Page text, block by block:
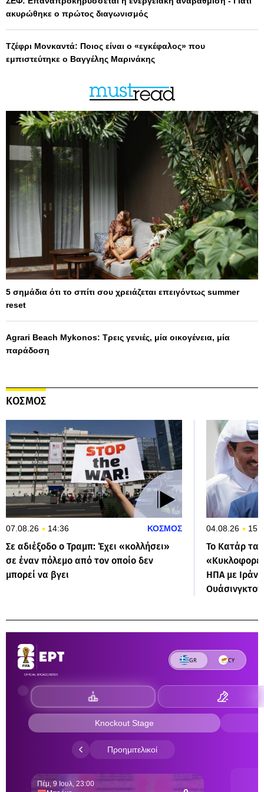
ακυρώθηκε ο πρώτος διαγωνισμός
Τζέφρι Μονκαντά: Ποιος είναι ο «εγκέφαλος» που
εμπιστεύτηκε ο Βαγγέλης Μαρινάκης
5 σημάδια ότι το σπίτι σου χρειάζεται επειγόντως summer
reset
Agrari Beach Mykonos: Τρεις γενιές, μία οικογένεια, μία
παράδοση
ΚΟΣΜΟΣ
07.08.26 14:36 ΚΟΣΜΟΣ
Σε αδιέξοδο ο Τραμπ: Έχει «κολλήσει»
σε έναν πόλεμο από τον οποίο δεν
μπορεί να βγει
04.08.26
Το Κατάρ
ΗΠΑ με
Ουάσινγκτον